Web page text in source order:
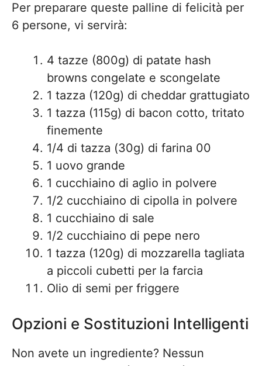
Per preparare queste palline di felicità per
6 persone, vi servirà:
4 tazze (800g) di patate hash
browns congelate e scongelate
1 tazza (120g) di cheddar grattugiato
1 tazza (115g) di bacon cotto, tritato
finemente
1/4 di tazza (30g) di farina 00
1 uovo grande
1 cucchiaino di aglio in polvere
1/2 cucchiaino di cipolla in polvere
1 cucchiaino di sale
1/2 cucchiaino di pepe nero
1 tazza (120g) di mozzarella tagliata
a piccoli cubetti per la farcia
Olio di semi per friggere
Opzioni e Sostituzioni Intelligenti
Non avete un ingrediente? Nessun